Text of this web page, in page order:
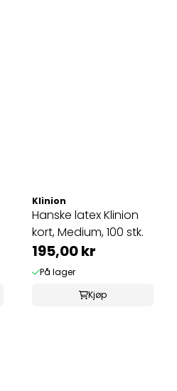
Klinion
Hanske latex Klinion
kort, Medium, 100 stk.
195,00 kr
På lager
Kjøp